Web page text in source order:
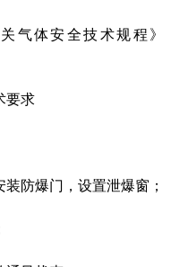
气体安全技术规程》
要求
防爆门，设置泄爆窗；